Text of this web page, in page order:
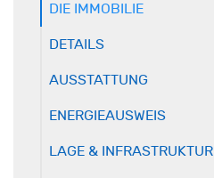
DIE IMMOBILIE
DETAILS
AUSSTATTUNG
ENERGIEAUSWEIS
LAGE & INFRASTRUKTUR